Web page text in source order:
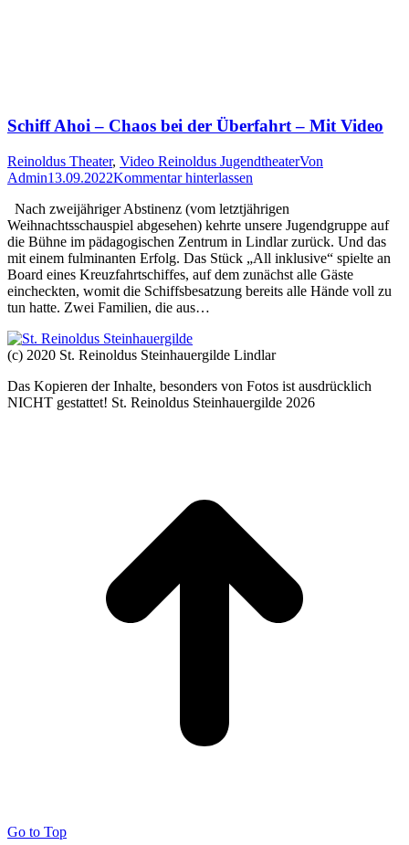
Schiff Ahoi – Chaos bei der Überfahrt – Mit Video
Reinoldus Theater, Video Reinoldus JugendtheaterVon
Admin13.09.2022Kommentar hinterlassen
Nach zweijähriger Abstinenz (vom letztjährigen
Weihnachtsschauspiel abgesehen) kehrte unsere Jugendgruppe auf
die Bühne im pädagogischen Zentrum in Lindlar zurück. Und das
mit einem fulminanten Erfolg. Das Stück „All inklusive“ spielte an
Board eines Kreuzfahrtschiffes, auf dem zunächst alle Gäste
eincheckten, womit die Schiffsbesatzung bereits alle Hände voll zu
tun hatte. Zwei Familien, die aus…
(c) 2020 St. Reinoldus Steinhauergilde Lindlar
Das Kopieren der Inhalte, besonders von Fotos ist ausdrücklich
NICHT gestattet! St. Reinoldus Steinhauergilde 2026
Go to Top